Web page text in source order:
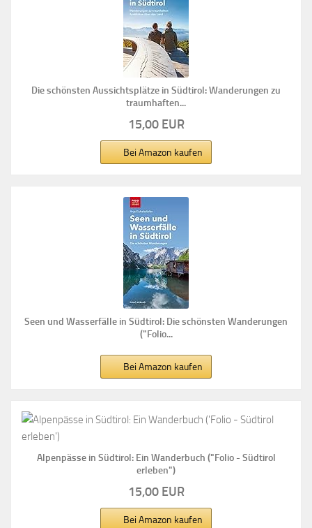
Die schönsten Aussichtsplätze in Südtirol: Wanderungen zu
traumhaften...
15,00 EUR
Bei Amazon kaufen
Seen und Wasserfälle in Südtirol: Die schönsten Wanderungen
("Folio...
Bei Amazon kaufen
Alpenpässe in Südtirol: Ein Wanderbuch ("Folio - Südtirol
erleben")
15,00 EUR
Bei Amazon kaufen